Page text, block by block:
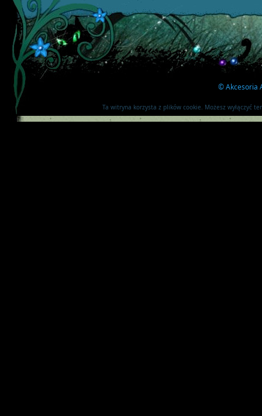
©Akcesoria
Ta witryna korzysta z plików cookie. Możesz wyłączyć